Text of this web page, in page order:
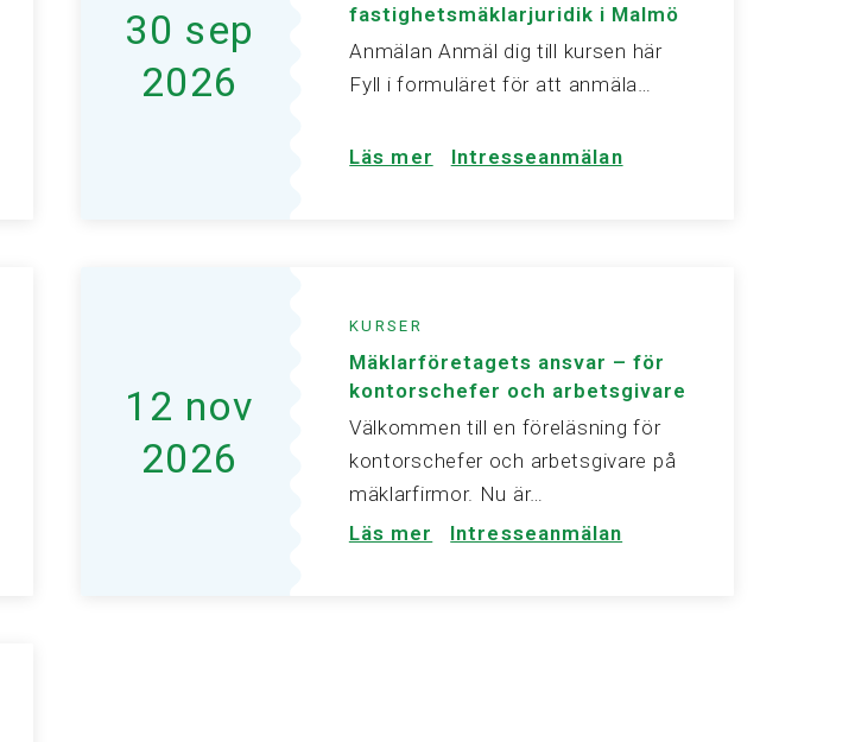
30 sep
2026
fastighetsmäklarjuridik i Malmö
Anmälan Anmäl dig till kursen här
Fyll i formuläret för att anmäla…
Läs mer Intresseanmälan
12 nov
2026
KURSER
Mäklarföretagets ansvar – för
kontorschefer och arbetsgivare
Välkommen till en föreläsning för
kontorschefer och arbetsgivare på
mäklarfirmor. Nu är…
Läs mer
Intresseanmälan